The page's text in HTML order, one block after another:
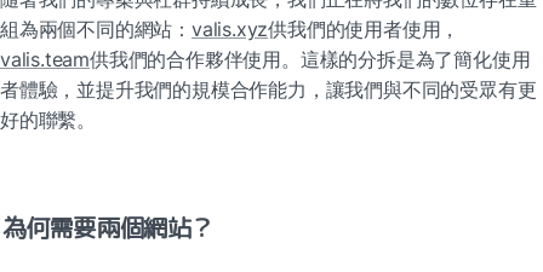
組為兩個不同的網站：valis.xyz供我們的使用者使用，
valis.team供我們的合作夥伴使用。這樣的分拆是為了簡化使用
者體驗，並提升我們的規模合作能力，讓我們與不同的受眾有更
好的聯繫。
為何需要兩個網站？